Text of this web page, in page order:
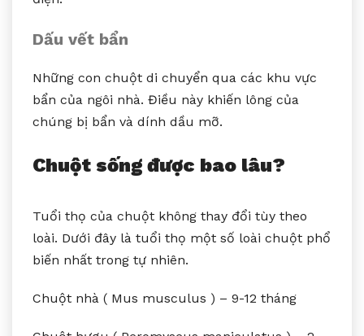
Dấu vết bẩn
Những con chuột di chuyển qua các khu vực
bẩn của ngôi nhà. Điều này khiến lông của
chúng bị bẩn và dính dầu mỡ.
Chuột sống được bao lâu?
Tuổi thọ của chuột không thay đổi tùy theo
loài. Dưới đây là tuổi thọ một số loài chuột phổ
biến nhất trong tự nhiên.
Chuột nhà ( Mus musculus ) – 9-12 tháng